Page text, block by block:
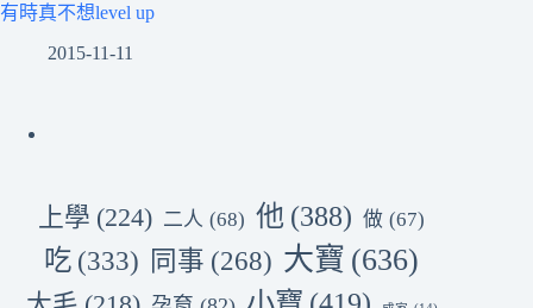
有時真不想level up
2015-11-11
上學 (224) 二人 (68) 他 (388) 做 (67)
吃 (333) 同事 (268) 大寶 (636)